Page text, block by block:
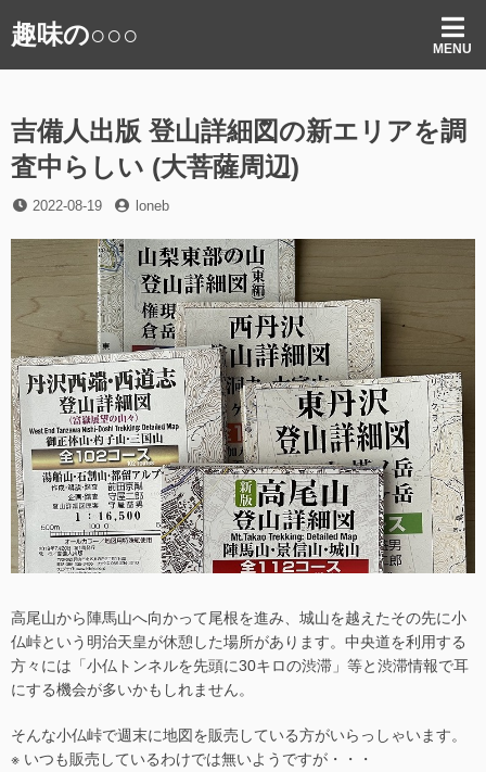
ン
へ
ス
キ
ッ
趣味の○○○ MENU
吉備人出版 登山詳細図の新エリアを調
査中らしい (大菩薩周辺)
投
日
2022-08-19
投
者
loneb
高尾山から陣馬山へ向かって尾根を進み、城山を越えたその先に小
仏峠という明治天皇が休憩した場所があります。中央道を利用する
方々には「小仏トンネルを先頭に30キロの渋滞」等と渋滞情報で耳
にする機会が多いかもしれません。
そんな小仏峠で週末に地図を販売している方がいらっしゃいます。
※ いつも販売しているわけでは無いようですが・・・